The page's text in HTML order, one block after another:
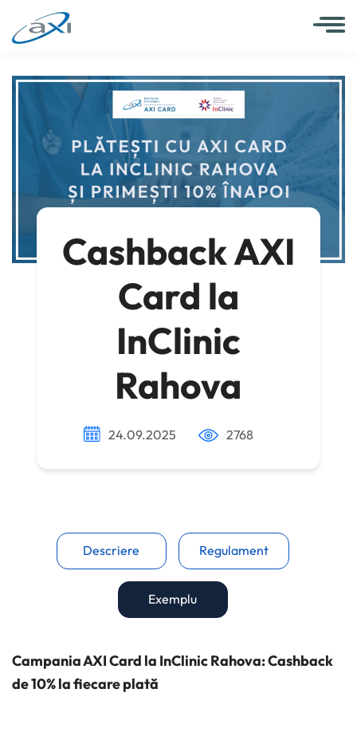
Cashback AXI
Card la
InClinic
Rahova
24.09.2025 2768
Descriere Regulament
Exemplu
Campania AXI Card la InClinic Rahova: Cashback
de 10% la fiecare plată